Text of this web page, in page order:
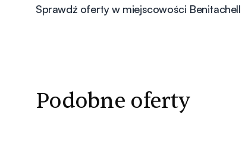
Sprawdź oferty w miejscowości Benitachell
Podobne oferty